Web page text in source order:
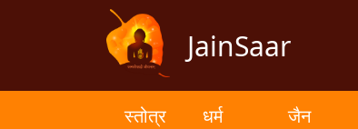
JainSaar
स्तोत्र
धर्म
जैन